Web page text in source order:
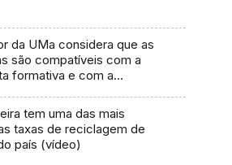
da UMa considera que as
são compatíveis com a
formativa e com a
tem uma das mais
taxas de reciclagem de
país (vídeo)